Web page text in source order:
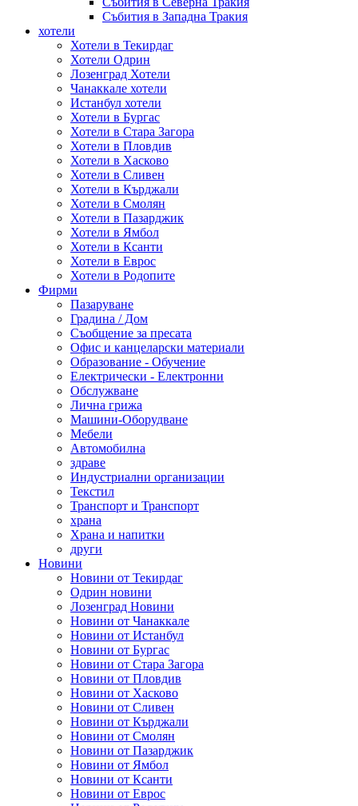
Събития в Западна Тракия
хотели
Хотели в Текирдаг
Хотели Одрин
Лозенград Хотели
Чанаккале хотели
Истанбул хотели
Хотели в Бургас
Хотели в Стара Загора
Хотели в Пловдив
Хотели в Хасково
Хотели в Сливен
Хотели в Кърджали
Хотели в Смолян
Хотели в Пазарджик
Хотели в Ямбол
Хотели в Ксанти
Хотели в Еврос
Хотели в Родопите
Фирми
Пазаруване
Градина / Дом
Съобщение за пресата
Офис и канцеларски материали
Образование - Обучение
Електрически - Електронни
Обслужване
Лична грижа
Машини-Оборудване
Мебели
Автомобилна
здраве
Индустриални организации
Текстил
Транспорт и Транспорт
храна
Храна и напитки
други
Новини
Новини от Текирдаг
Одрин новини
Лозенград Новини
Новини от Чанаккале
Новини от Истанбул
Новини от Бургас
Новини от Стара Загора
Новини от Пловдив
Новини от Хасково
Новини от Сливен
Новини от Кърджали
Новини от Смолян
Новини от Пазарджик
Новини от Ямбол
Новини от Ксанти
Новини от Еврос